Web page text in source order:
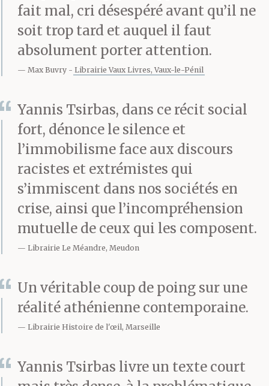
Ils t’ont battu.
Beaucoup. Ils t’ont
gardé deux jours au
poste de la rue Thiras, à
te rouer de coups.
Quinze ans, et ils t’ont
démoli. Finalement, ton
père a fait jouer une
connaissance et ils t’ont
relâché. T’étais
père, nationaliste, du
bon bord, et puis ton
aussi il est venu leur
fait mal, cri désespéré avant qu’il ne
soit trop tard et auquel il faut
absolument porter attention.
Max Buvry Librairie Vaux Livres, Vaux-le-Pénil
Yannis Tsirbas, dans ce récit social
fort, dénonce le silence et
l’immobilisme face aux discours
racistes et extrémistes qui
s’immiscent dans nos sociétés en
crise, ainsi que l’incompréhension
mutuelle de ceux qui les composent.
Librairie Le Méandre, Meudon
Un véritable coup de poing sur une
réalité athénienne contemporaine.
Librairie Histoire de l'œil, Marseille
Yannis Tsirbas livre un texte court